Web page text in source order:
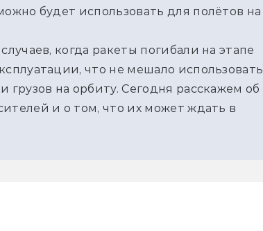
будет использовать для полётов на
когда ракеты погибали на этапе
что не мешало использовать
на орбиту. Сегодня расскажем об
и о том, что их может ждать в